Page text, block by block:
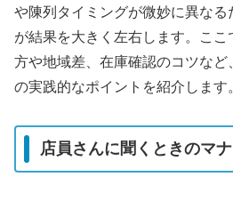
や陳列タイミングが微妙に異な
が結果を大きく左右します。ここ
方や地域差、在庫確認のコツな
の実践的なポイントを紹介します
店員さんに聞くときのマ